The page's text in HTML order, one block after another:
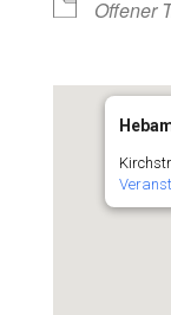
Offener